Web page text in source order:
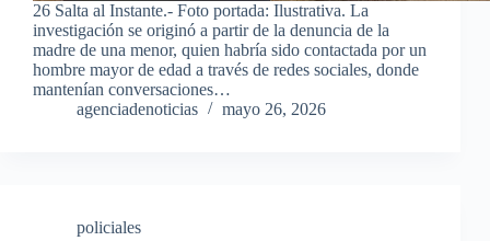
26 Salta al Instante.- Foto portada: Ilustrativa. La
investigación se originó a partir de la denuncia de la
madre de una menor, quien habría sido contactada por un
hombre mayor de edad a través de redes sociales, donde
mantenían conversaciones…
agenciadenoticias
mayo 26, 2026
policiales